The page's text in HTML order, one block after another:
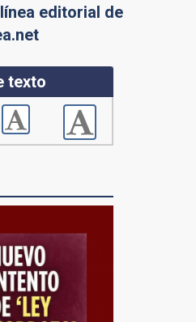
editorial de
texto